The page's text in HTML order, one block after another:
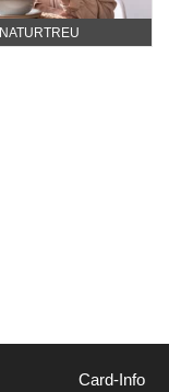
NATURTREU
Card-Info